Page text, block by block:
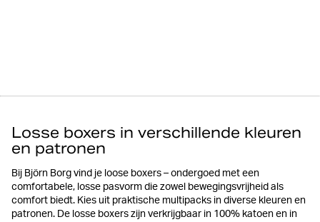
Losse boxers in verschillende kleuren
en patronen
Bij Björn Borg vind je loose boxers – ondergoed met een
comfortabele, losse pasvorm die zowel bewegingsvrijheid als
comfort biedt. Kies uit praktische multipacks in diverse kleuren en
patronen. De losse boxers zijn verkrijgbaar in 100% katoen en in